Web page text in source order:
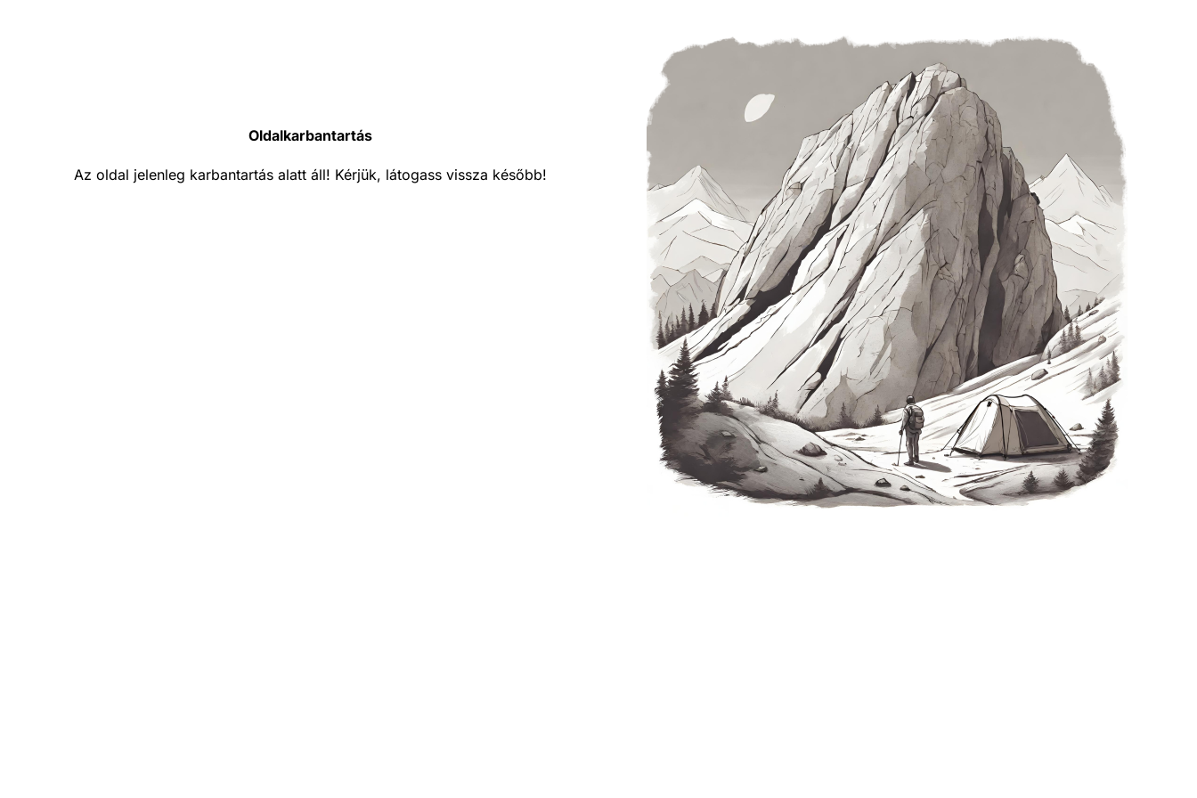
Oldalkarbantartás
Az oldal jelenleg karbantartás alatt áll! Kérjük, látogass vissza később!